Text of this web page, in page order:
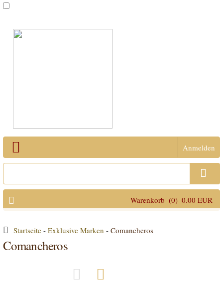
Anmelden
Warenkorb (0) 0.00 EUR
Startseite- Exklusive Marken - Comancheros
Comancheros
Grid View